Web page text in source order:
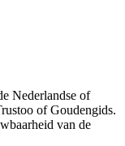
Nederlandse of
of Goudengids.
van de